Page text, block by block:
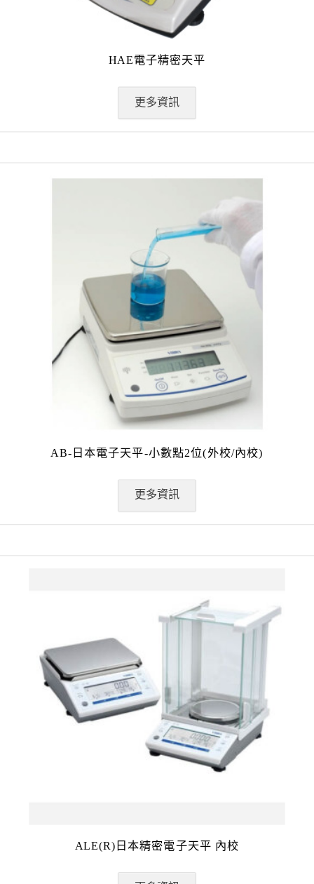
HAE電子精密天平
更多資訊
AB-日本電子天平-小數點2位(外校/內校)
更多資訊
ALE(R)日本精密電子天平 內校